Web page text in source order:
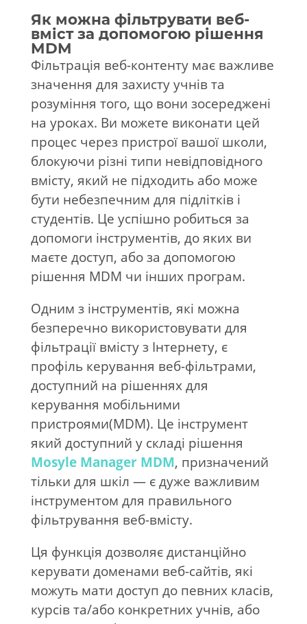
Як можна фільтрувати веб-
вміст за допомогою рішення
MDM
Фільтрація веб-контенту має важливе
значення для захисту учнів та
розуміння того, що вони зосереджені
на уроках. Ви можете виконати цей
процес через пристрої вашої школи,
блокуючи різні типи невідповідного
вмісту, який не підходить або може
бути небезпечним для підлітків і
студентів. Це успішно робиться за
допомоги інструментів, до яких ви
маєте доступ, або за допомогою
рішення MDM чи інших програм.
Одним з інструментів, які можна
безперечно використовувати для
фільтрації вмісту з Інтернету, є
профіль керування веб-фільтрами,
доступний на рішеннях для
керування мобільними
пристроями(MDM). Це інструмент
який доступний у складі рішення
Mosyle Manager MDM, призначений
тільки для шкіл — є дуже важливим
інструментом для правильного
фільтрування веб-вмісту.
Ця функція дозволяє дистанційно
керувати доменами веб-сайтів, які
можуть мати доступ до певних класів,
курсів та/або конкретних учнів, або